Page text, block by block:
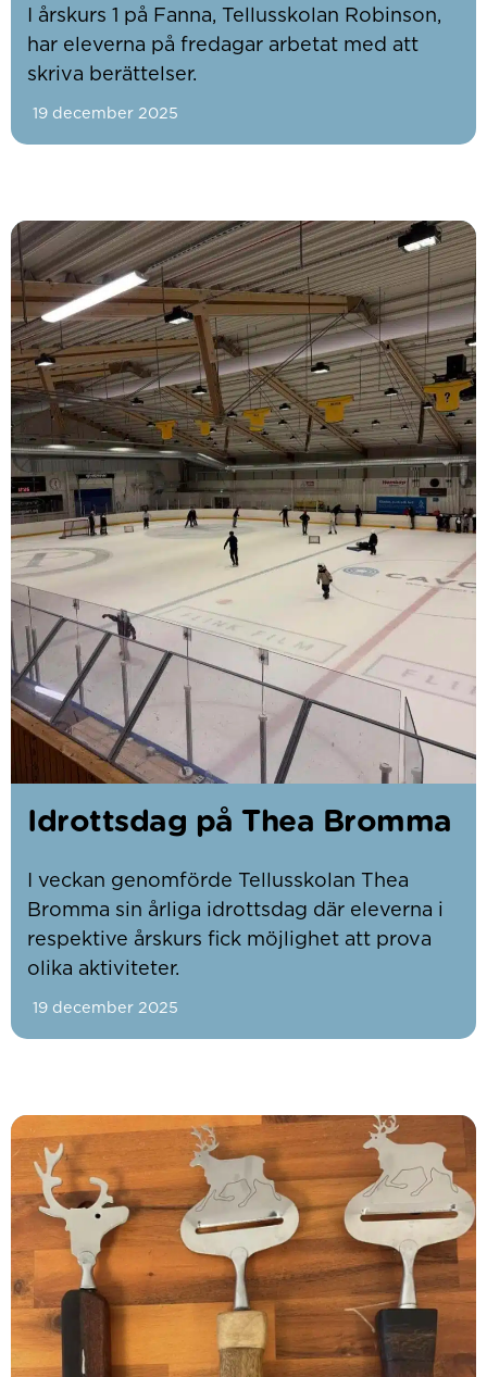
I årskurs 1 på Fanna, Tellusskolan Robinson,
har eleverna på fredagar arbetat med att
skriva berättelser.
19 december 2025
Idrottsdag på Thea Bromma
I veckan genomförde Tellusskolan Thea
Bromma sin årliga idrottsdag där eleverna i
respektive årskurs fick möjlighet att prova
olika aktiviteter.
19 december 2025